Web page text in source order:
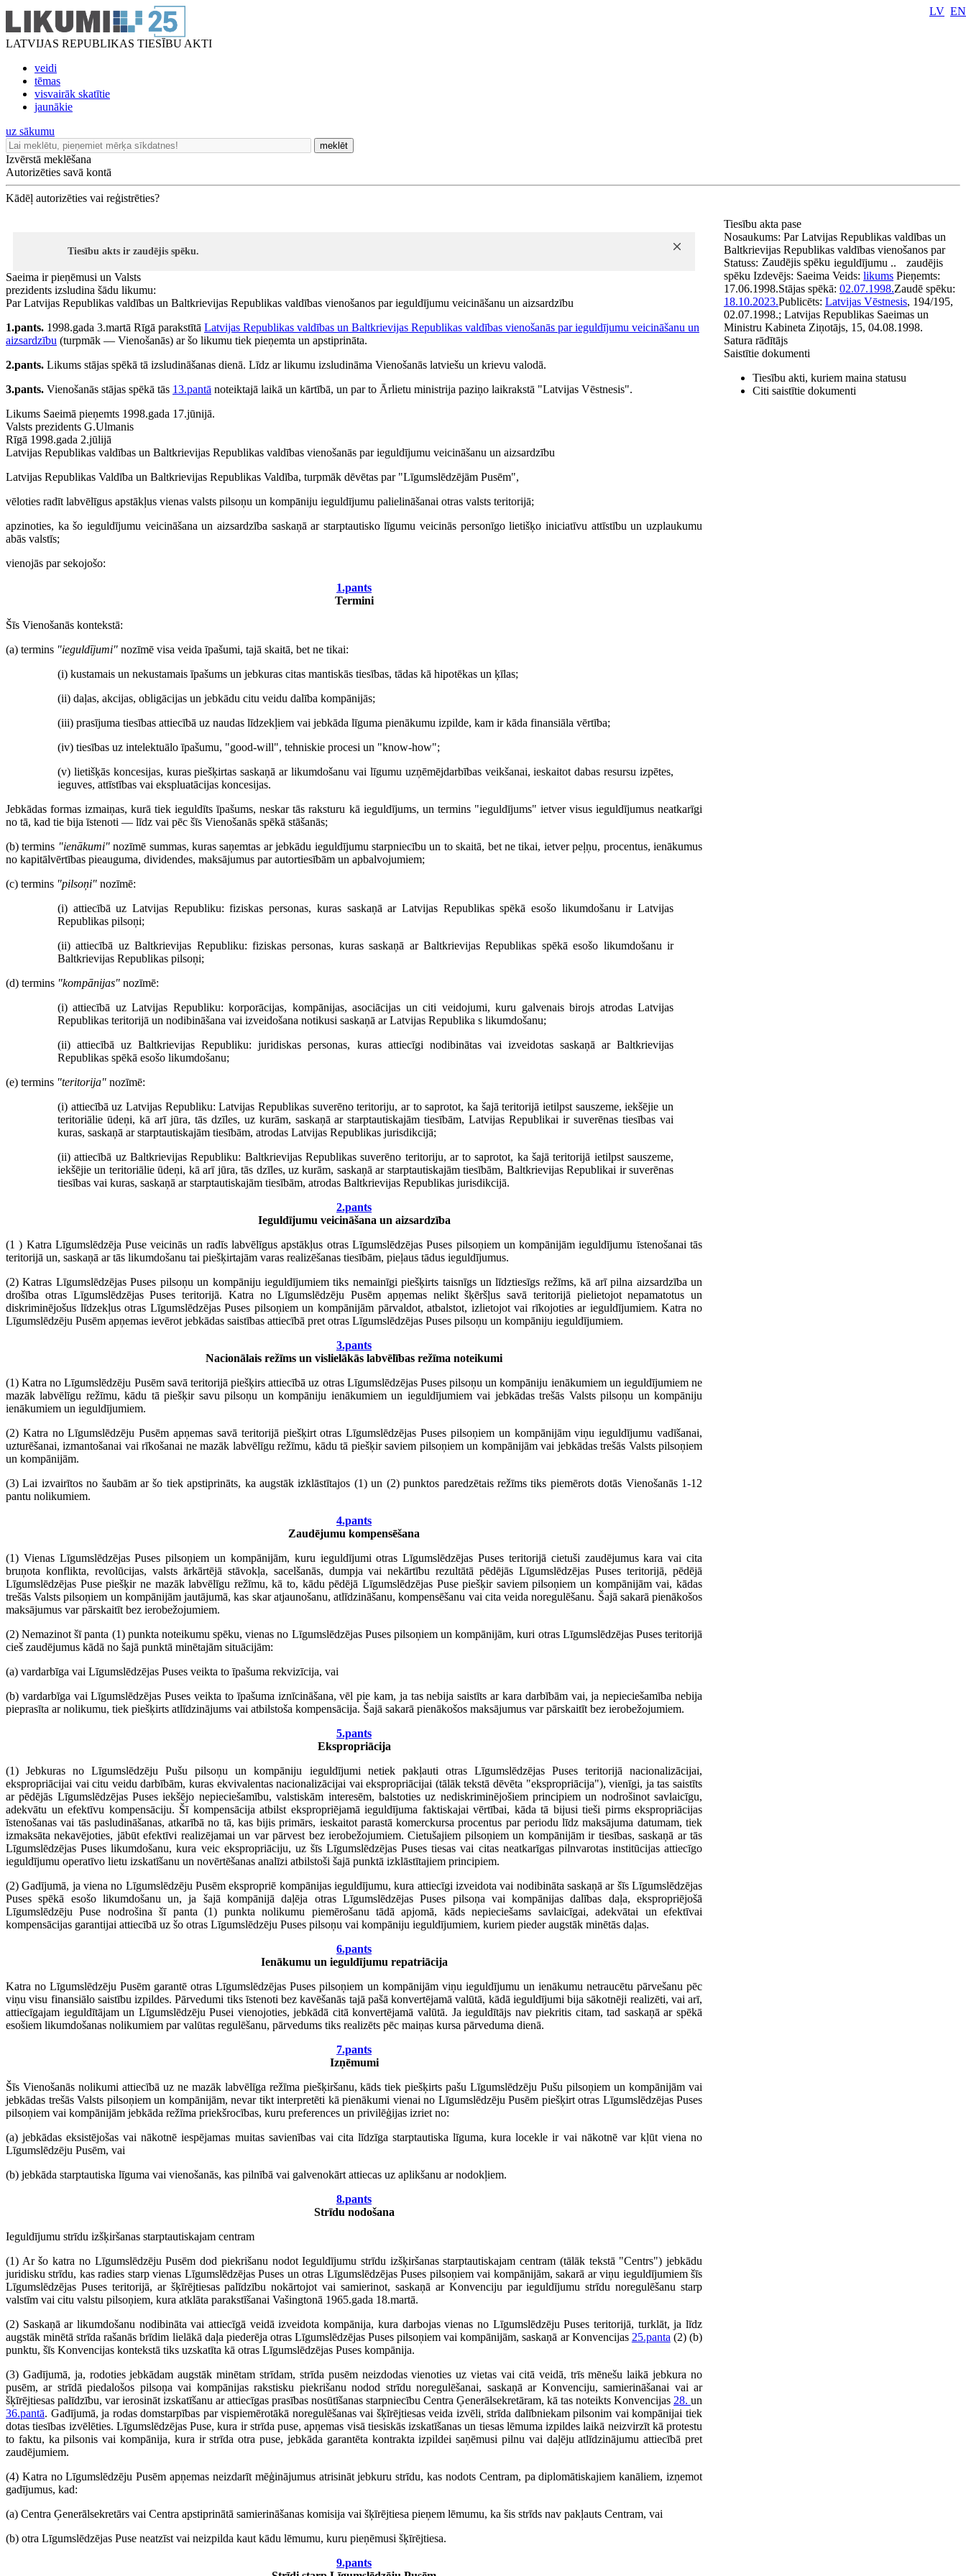
LATVIJAS REPUBLIKAS TIESĪBU AKTI
veidi
tēmas
visvairāk skatītie
jaunākie
LV EN
uz sākumu
meklēt
Izvērstā meklēšana
Autorizēties savā kontā
Kādēļ autorizēties vai reģistrēties?
Tiesību akts ir zaudējis spēku.
Saeima ir pieņēmusi un Valsts
prezidents izsludina šādu likumu:
Par Latvijas Republikas valdības un Baltkrievijas Republikas valdības vienošanos par ieguldījumu veicināšanu un aizsardzību
1.pants. 1998.gada 3.martā Rīgā parakstītā Latvijas Republikas valdības un Baltkrievijas Republikas valdības vienošanās par ieguldījumu veicināšanu un
aizsardzību (turpmāk — Vienošanās) ar šo likumu tiek pieņemta un apstiprināta.
2.pants. Likums stājas spēkā tā izsludināšanas dienā. Līdz ar likumu izsludināma Vienošanās latviešu un krievu valodā.
3.pants. Vienošanās stājas spēkā tās 13.pantā noteiktajā laikā un kārtībā, un par to Ārlietu ministrija paziņo laikrakstā "Latvijas Vēstnesis".
Likums Saeimā pieņemts 1998.gada 17.jūnijā.
Valsts prezidents G.Ulmanis
Rīgā 1998.gada 2.jūlijā
Latvijas Republikas valdības un Baltkrievijas Republikas valdības vienošanās par ieguldījumu veicināšanu un aizsardzību
Latvijas Republikas Valdība un Baltkrievijas Republikas Valdība, turpmāk dēvētas par "Līgumslēdzējām Pusēm",
vēloties radīt labvēlīgus apstākļus vienas valsts pilsoņu un kompāniju ieguldījumu palielināšanai otras valsts teritorijā;
apzinoties, ka šo ieguldījumu veicināšana un aizsardzība saskaņā ar starptautisko līgumu veicinās personīgo lietišķo iniciatīvu attīstību un uzplaukumu
abās valstīs;
vienojās par sekojošo:
1.pants
Termini
Šīs Vienošanās kontekstā:
(a) termins "ieguldījumi" nozīmē visa veida īpašumi, tajā skaitā, bet ne tikai:
(i) kustamais un nekustamais īpašums un jebkuras citas mantiskās tiesības, tādas kā hipotēkas un ķīlas;
(ii) daļas, akcijas, obligācijas un jebkādu citu veidu dalība kompānijās;
(iii) prasījuma tiesības attiecībā uz naudas līdzekļiem vai jebkāda līguma pienākumu izpilde, kam ir kāda finansiāla vērtība;
(iv) tiesības uz intelektuālo īpašumu, "good-will", tehniskie procesi un "know-how";
(v) lietišķās koncesijas, kuras piešķirtas saskaņā ar likumdošanu vai līgumu uzņēmējdarbības veikšanai, ieskaitot dabas resursu izpētes,
ieguves, attīstības vai ekspluatācijas koncesijas.
Jebkādas formas izmaiņas, kurā tiek ieguldīts īpašums, neskar tās raksturu kā ieguldījums, un termins "ieguldījums" ietver visus ieguldījumus neatkarīgi
no tā, kad tie bija īstenoti — līdz vai pēc šīs Vienošanās spēkā stāšanās;
(b) termins "ienākumi"nozīmē summas, kuras saņemtas ar jebkādu ieguldījumu starpniecību un to skaitā, bet ne tikai, ietver peļņu, procentus, ienākumus
no kapitālvērtības pieauguma, dividendes, maksājumus par autortiesībām un apbalvojumiem;
(c) termins "pilsoņi" nozīmē:
(i) attiecībā uz Latvijas Republiku: fiziskas personas, kuras saskaņā ar Latvijas Republikas spēkā esošo likumdošanu ir Latvijas
Republikas pilsoņi;
(ii) attiecībā uz Baltkrievijas Republiku: fiziskas personas, kuras saskaņā ar Baltkrievijas Republikas spēkā esošo likumdošanu ir
Baltkrievijas Republikas pilsoņi;
(d) termins "kompānijas" nozīmē:
(i) attiecībā uz Latvijas Republiku: korporācijas, kompānijas, asociācijas un citi veidojumi, kuru galvenais birojs atrodas Latvijas
Republikas teritorijā un nodibināšana vai izveidošana notikusi saskaņā ar Latvijas Republika s likumdošanu;
(ii) attiecībā uz Baltkrievijas Republiku: juridiskas personas, kuras attiecīgi nodibinātas vai izveidotas saskaņā ar Baltkrievijas
Republikas spēkā esošo likumdošanu;
(e) termins "teritorija" nozīmē:
(i) attiecībā uz Latvijas Republiku: Latvijas Republikas suverēno teritoriju, ar to saprotot, ka šajā teritorijā ietilpst sauszeme, iekšējie un
teritoriālie ūdeņi, kā arī jūra, tās dzīles, uz kurām, saskaņā ar starptautiskajām tiesībām, Latvijas Republikai ir suverēnas tiesības vai
kuras, saskaņā ar starptautiskajām tiesībām, atrodas Latvijas Republikas jurisdikcijā;
(ii) attiecībā uz Baltkrievijas Republiku: Baltkrievijas Republikas suverēno teritoriju, ar to saprotot, ka šajā teritorijā ietilpst sauszeme,
iekšējie un teritoriālie ūdeņi, kā arī jūra, tās dzīles, uz kurām, saskaņā ar starptautiskajām tiesībām, Baltkrievijas Republikai ir suverēnas
tiesības vai kuras, saskaņā ar starptautiskajām tiesībām, atrodas Baltkrievijas Republikas jurisdikcijā.
2.pants
Ieguldījumu veicināšana un aizsardzība
(1 ) Katra Līgumslēdzēja Puse veicinās un radīs labvēlīgus apstākļus otras Līgumslēdzējas Puses pilsoņiem un kompānijām ieguldījumu īstenošanai tās
teritorijā un, saskaņā ar tās likumdošanu tai piešķirtajām varas realizēšanas tiesībām, pieļaus tādus ieguldījumus.
(2) Katras Līgumslēdzējas Puses pilsoņu un kompāniju ieguldījumiem tiks nemainīgi piešķirts taisnīgs un līdztiesīgs režīms, kā arī pilna aizsardzība un
drošība otras Līgumslēdzējas Puses teritorijā. Katra no Līgumslēdzēju Pusēm apņemas nelikt šķēršļus savā teritorijā pielietojot nepamatotus un
diskriminējošus līdzekļus otras Līgumslēdzējas Puses pilsoņiem un kompānijām pārvaldot, atbalstot, izlietojot vai rīkojoties ar ieguldījumiem. Katra no
Līgumslēdzēju Pusēm apņemas ievērot jebkādas saistības attiecībā pret otras Līgumslēdzējas Puses pilsoņu un kompāniju ieguldījumiem.
3.pants
Nacionālais režīms un vislielākās labvēlības režīma noteikumi
(1) Katra no Līgumslēdzēju Pusēm savā teritorijā piešķirs attiecībā uz otras Līgumslēdzējas Puses pilsoņu un kompāniju ienākumiem un ieguldījumiem ne
mazāk labvēlīgu režīmu, kādu tā piešķir savu pilsoņu un kompāniju ienākumiem un ieguldījumiem vai jebkādas trešās Valsts pilsoņu un kompāniju
ienākumiem un ieguldījumiem.
(2) Katra no Līgumslēdzēju Pusēm apņemas savā teritorijā piešķirt otras Līgumslēdzējas Puses pilsoņiem un kompānijām viņu ieguldījumu vadīšanai,
uzturēšanai, izmantošanai vai rīkošanai ne mazāk labvēlīgu režīmu, kādu tā piešķir saviem pilsoņiem un kompānijām vai jebkādas trešās Valsts pilsoņiem
un kompānijām.
(3) Lai izvairītos no šaubām ar šo tiek apstiprināts, ka augstāk izklāstītajos (1) un (2) punktos paredzētais režīms tiks piemērots dotās Vienošanās 1-12
pantu nolikumiem.
4.pants
Zaudējumu kompensēšana
(1) Vienas Līgumslēdzējas Puses pilsoņiem un kompānijām, kuru ieguldījumi otras Līgumslēdzējas Puses teritorijā cietuši zaudējumus kara vai cita
bruņota konflikta, revolūcijas, valsts ārkārtējā stāvokļa, sacelšanās, dumpja vai nekārtību rezultātā pēdējās Līgumslēdzējas Puses teritorijā, pēdējā
Līgumslēdzējas Puse piešķir ne mazāk labvēlīgu režīmu, kā to, kādu pēdējā Līgumslēdzējas Puse piešķir saviem pilsoņiem un kompānijām vai, kādas
trešās Valsts pilsoņiem un kompānijām jautājumā, kas skar atjaunošanu, atlīdzināšanu, kompensēšanu vai cita veida noregulēšanu. Šajā sakarā pienākošos
maksājumus var pārskaitīt bez ierobežojumiem.
(2) Nemazinot šī panta (1) punkta noteikumu spēku, vienas no Līgumslēdzējas Puses pilsoņiem un kompānijām, kuri otras Līgumslēdzējas Puses teritorijā
cieš zaudējumus kādā no šajā punktā minētajām situācijām:
(a) vardarbīga vai Līgumslēdzējas Puses veikta to īpašuma rekvizīcija, vai
(b) vardarbīga vai Līgumslēdzējas Puses veikta to īpašuma iznīcināšana, vēl pie kam, ja tas nebija saistīts ar kara darbībām vai, ja nepieciešamība nebija
pieprasīta ar nolikumu, tiek piešķirts atlīdzinājums vai atbilstoša kompensācija. Šajā sakarā pienākošos maksājumus var pārskaitīt bez ierobežojumiem.
5.pants
Ekspropriācija
(1) Jebkuras no Līgumslēdzēju Pušu pilsoņu un kompāniju ieguldījumi netiek pakļauti otras Līgumslēdzējas Puses teritorijā nacionalizācijai,
ekspropriācijai vai citu veidu darbībām, kuras ekvivalentas nacionalizācijai vai ekspropriācijai (tālāk tekstā dēvēta "ekspropriācija"), vienīgi, ja tas saistīts
ar pēdējās Līgumslēdzējas Puses iekšējo nepieciešamību, valstiskām interesēm, balstoties uz nediskriminējošiem principiem un nodrošinot savlaicīgu,
adekvātu un efektīvu kompensāciju. Šī kompensācija atbilst ekspropriējamā ieguldījuma faktiskajai vērtībai, kāda tā bijusi tieši pirms ekspropriācijas
īstenošanas vai tās pasludināšanas, atkarībā no tā, kas bijis primārs, ieskaitot parastā komerckursa procentus par periodu līdz maksājuma datumam, tiek
izmaksāta nekavējoties, jābūt efektīvi realizējamai un var pārvest bez ierobežojumiem. Cietušajiem pilsoņiem un kompānijām ir tiesības, saskaņā ar tās
Līgumslēdzējas Puses likumdošanu, kura veic ekspropriāciju, uz šīs Līgumslēdzējas Puses tiesas vai citas neatkarīgas pilnvarotas institūcijas attiecīgo
ieguldījumu operatīvo lietu izskatīšanu un novērtēšanas analīzi atbilstoši šajā punktā izklāstītajiem principiem.
(2) Gadījumā, ja viena no Līgumslēdzēju Pusēm ekspropriē kompānijas ieguldījumu, kura attiecīgi izveidota vai nodibināta saskaņā ar šīs Līgumslēdzējas
Puses spēkā esošo likumdošanu un, ja šajā kompānijā daļēja otras Līgumslēdzējas Puses pilsoņa vai kompānijas dalības daļa, ekspropriējošā
Līgumslēdzēju Puse nodrošina šī panta (1) punkta nolikumu piemērošanu tādā apjomā, kāds nepieciešams savlaicīgai, adekvātai un efektīvai
kompensācijas garantijai attiecībā uz šo otras Līgumslēdzēju Puses pilsoņu vai kompāniju ieguldījumiem, kuriem pieder augstāk minētās daļas.
6.pants
Ienākumu un ieguldījumu repatriācija
Katra no Līgumslēdzēju Pusēm garantē otras Līgumslēdzējas Puses pilsoņiem un kompānijām viņu ieguldījumu un ienākumu netraucētu pārvešanu pēc
viņu visu finansiālo saistību izpildes. Pārvedumi tiks īstenoti bez kavēšanās tajā pašā konvertējamā valūtā, kādā ieguldījumi bija sākotnēji realizēti, vai arī,
attiecīgajam ieguldītājam un Līgumslēdzēju Pusei vienojoties, jebkādā citā konvertējamā valūtā. Ja ieguldītājs nav piekritis citam, tad saskaņā ar spēkā
esošiem likumdošanas nolikumiem par valūtas regulēšanu, pārvedums tiks realizēts pēc maiņas kursa pārveduma dienā.
7.pants
Izņēmumi
Šīs Vienošanās nolikumi attiecībā uz ne mazāk labvēlīga režīma piešķiršanu, kāds tiek piešķirts pašu Līgumslēdzēju Pušu pilsoņiem un kompānijām vai
jebkādas trešās Valsts pilsoņiem un kompānijām, nevar tikt interpretēti kā pienākumi vienai no Līgumslēdzēju Pusēm piešķirt otras Līgumslēdzējas Puses
pilsoņiem vai kompānijām jebkāda režīma priekšrocības, kuru preferences un privilēģijas izriet no:
(a) jebkādas eksistējošas vai nākotnē iespējamas muitas savienības vai cita līdzīga starptautiska līguma, kura locekle ir vai nākotnē var kļūt viena no
Līgumslēdzēju Pusēm, vai
(b) jebkāda starptautiska līguma vai vienošanās, kas pilnībā vai galvenokārt attiecas uz aplikšanu ar nodokļiem.
8.pants
Strīdu nodošana
Ieguldījumu strīdu izšķiršanas starptautiskajam centram
(1) Ar šo katra no Līgumslēdzēju Pusēm dod piekrišanu nodot Ieguldījumu strīdu izšķiršanas starptautiskajam centram (tālāk tekstā "Centrs") jebkādu
juridisku strīdu, kas radies starp vienas Līgumslēdzējas Puses un otras Līgumslēdzējas Puses pilsoņiem vai kompānijām, sakarā ar viņu ieguldījumiem šīs
Līgumslēdzējas Puses teritorijā, ar šķīrējtiesas palīdzību nokārtojot vai samierinot, saskaņā ar Konvenciju par ieguldījumu strīdu noregulēšanu starp
valstīm vai citu valstu pilsoņiem, kura atklāta parakstīšanai Vašingtonā 1965.gada 18.martā.
(2) Saskaņā ar likumdošanu nodibināta vai attiecīgā veidā izveidota kompānija, kura darbojas vienas no Līgumslēdzēju Puses teritorijā, turklāt, ja līdz
augstāk minētā strīda rašanās brīdim lielākā daļa piederēja otras Līgumslēdzējas Puses pilsoņiem vai kompānijām, saskaņā ar Konvencijas 25.panta (2) (b)
punktu, šīs Konvencijas kontekstā tiks uzskatīta kā otras Līgumslēdzējas Puses kompānija.
(3) Gadījumā, ja, rodoties jebkādam augstāk minētam strīdam, strīda pusēm neizdodas vienoties uz vietas vai citā veidā, trīs mēnešu laikā jebkura no
pusēm, ar strīdā piedalošos pilsoņa vai kompānijas rakstisku piekrišanu nodod strīdu noregulēšanai, saskaņā ar Konvenciju, samierināšanai vai ar
šķīrējtiesas palīdzību, var ierosināt izskatīšanu ar attiecīgas prasības nosūtīšanas starpniecību Centra Ģenerālsekretāram, kā tas noteikts Konvencijas 28. un
36.pantā. Gadījumā, ja rodas domstarpības par vispiemērotākā noregulēšanas vai šķīrējtiesas veida izvēli, strīda dalībniekam pilsonim vai kompānijai tiek
dotas tiesības izvēlēties. Līgumslēdzējas Puse, kura ir strīda puse, apņemas visā tiesiskās izskatīšanas un tiesas lēmuma izpildes laikā neizvirzīt kā protestu
to faktu, ka pilsonis vai kompānija, kura ir strīda otra puse, jebkāda garantēta kontrakta izpildei saņēmusi pilnu vai daļēju atlīdzinājumu attiecībā pret
zaudējumiem.
(4) Katra no Līgumslēdzēju Pusēm apņemas neizdarīt mēģinājumus atrisināt jebkuru strīdu, kas nodots Centram, pa diplomātiskajiem kanāliem, izņemot
gadījumus, kad:
(a) Centra Ģenerālsekretārs vai Centra apstiprinātā samierināšanas komisija vai šķīrējtiesa pieņem lēmumu, ka šis strīds nav pakļauts Centram, vai
(b) otra Līgumslēdzējas Puse neatzīst vai neizpilda kaut kādu lēmumu, kuru pieņēmusi šķīrējtiesa.
9.pants
Tiesību akta pase
Nosaukums: Par Latvijas Republikas valdības un
Baltkrievijas Republikas valdības vienošanos par
ieguldījumu ..
Statuss: Zaudējis spēku
zaudējis
spēku Izdevējs: Saeima Veids: likums Pieņemts:
17.06.1998.Stājas spēkā: 02.07.1998.Zaudē spēku:
18.10.2023.Publicēts: Latvijas Vēstnesis, 194/195,
02.07.1998.; Latvijas Republikas Saeimas un
Ministru Kabineta Ziņotājs, 15, 04.08.1998.
Satura rādītājs
Saistītie dokumenti
Tiesību akti, kuriem maina statusu
Citi saistītie dokumenti